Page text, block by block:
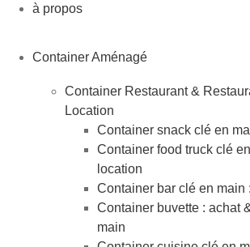
à propos
Container Aménagé
Container Restaurant &
Location
Container snack clé en
Container food truck clé
location
Container bar clé en main
Container buvette : achat
main